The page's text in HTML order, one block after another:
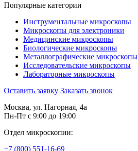
Популярные категории
Инструментальные микроскопы
Микроскопы для электроники
Медицинские микроскопы
Биологические микроскопы
Металлографические микроскопы
Исследовательские микроскопы
Лабораторные микроскопы
Оставить заявку Заказать звонок
Москва, ул. Нагорная, 4а
Пн-Пт с 9:00 до 19:00
Отдел микроскопии:
+7 (800) 551-16-69